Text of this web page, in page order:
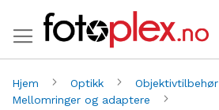
Hjem Optikk
Objektivtilbehør
Mellomringer og adaptere